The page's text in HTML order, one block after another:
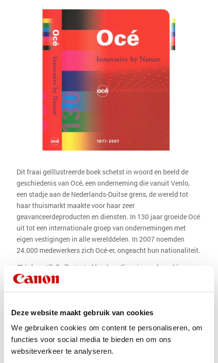
Deze website maakt gebruik van cookies
We gebruiken cookies om content te personaliseren, om
functies voor social media te bieden en om ons
websiteverkeer te analyseren.
Dit fraai geïllustreerde boek schetst in woord en beeld de
geschiedenis van Océ, een onderneming die vanuit Venlo,
een stadje aan de Nederlands-Duitse grens, de wereld tot
haar thuismarkt maakte voor haar zeer
geavanceerdeproducten en diensten. In 130 jaar groeide Océ
uit tot een internationale groep van ondernemingen met
eigen vestigingen in alle werelddelen. In 2007 noemden
24.000 medewerkers zich Océ-er, ongeacht hun nationaliteit.
This beautifully illustrated book outlines in words and images
the history of Océ, a company that, from Venlo, a small town on
has grown into an international group of companies with its
own branches on all continents. In 2007, 24,000 employees
called themselves Océ people, regardless of their nationality.
Author: Jan van der Velden